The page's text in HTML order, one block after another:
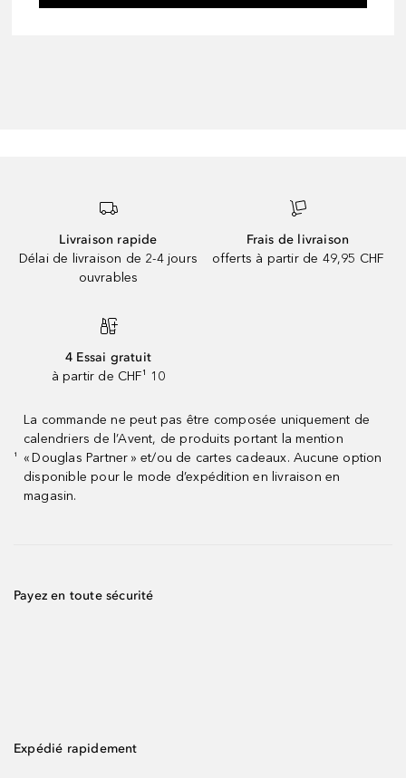
Livraison rapide
Délai de livraison de 2-4 jours
ouvrables
Frais de livraison
offerts à partir de 49,95 CHF
4 Essai gratuit
à partir de CHF¹ 10
¹
La commande ne peut pas être composée uniquement de
calendriers de l’Avent, de produits portant la mention
« Douglas Partner » et/ou de cartes cadeaux. Aucune option
disponible pour le mode d’expédition en livraison en
magasin.
Payez en toute sécurité
Expédié rapidement